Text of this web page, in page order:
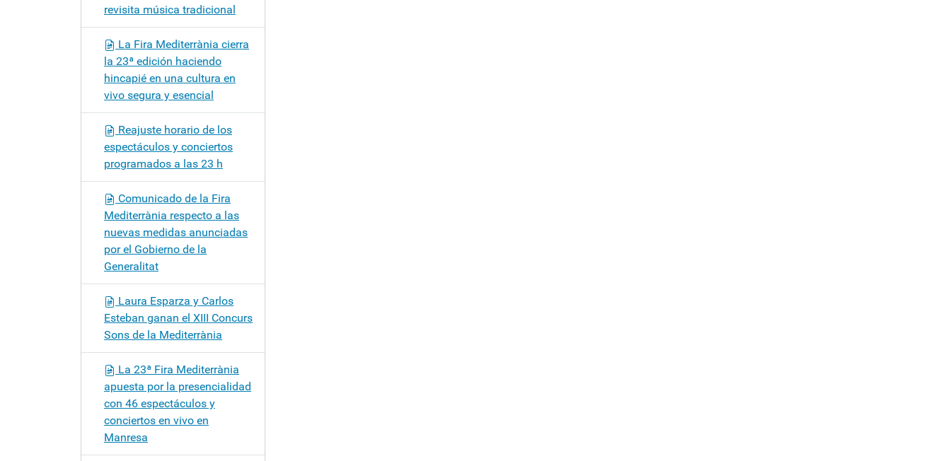
revisita música tradicional
La Fira Mediterrània cierra
la 23ª edición haciendo
hincapié en una cultura en
vivo segura y esencial
Reajuste horario de los
espectáculos y conciertos
programados a las 23 h
Comunicado de la Fira
Mediterrània respecto a las
nuevas medidas anunciadas
por el Gobierno de la
Generalitat
Laura Esparza y Carlos
Esteban ganan el XIII Concurs
Sons de la Mediterrània
La 23ª Fira Mediterrània
apuesta por la presencialidad
con 46 espectáculos y
conciertos en vivo en
Manresa